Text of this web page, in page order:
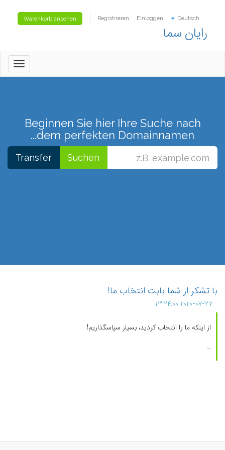
Deutsch
Einloggen
Registrieren
Warenkorb ansehen
رایان سما
Beginnen Sie hier Ihre Suche nach
dem perfekten Domainnamen...
با تشکر از شما بابت انتخاب ما!
۲۰۲۰-۰۷-۲۷ ۱۳:۲۴:۰۰
از اینکه ما را انتخاب کردید، بسیار سپاسگذاریم!